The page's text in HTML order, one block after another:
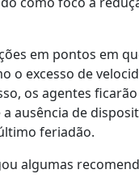
em pontos em
o excesso de
os agentes
ausência de
feriadão.
algumas